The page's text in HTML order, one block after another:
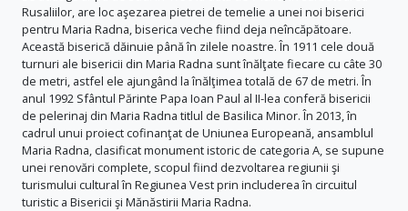
Rusaliilor, are loc aşezarea pietrei de temelie a unei noi biserici
pentru Maria Radna, biserica veche fiind deja neîncăpătoare.
Această biserică dăinuie până în zilele noastre. În 1911 cele două
turnuri ale bisericii din Maria Radna sunt înălţate fiecare cu câte 30
de metri, astfel ele ajungând la înălţimea totală de 67 de metri. În
anul 1992 Sfântul Părinte Papa Ioan Paul al II-lea conferă bisericii
de pelerinaj din Maria Radna titlul de Basilica Minor. În 2013, în
cadrul unui proiect cofinanţat de Uniunea Europeană, ansamblul
Maria Radna, clasificat monument istoric de categoria A, se supune
unei renovări complete, scopul fiind dezvoltarea regiunii şi
turismului cultural în Regiunea Vest prin includerea în circuitul
turistic a Bisericii şi Mănăstirii Maria Radna.